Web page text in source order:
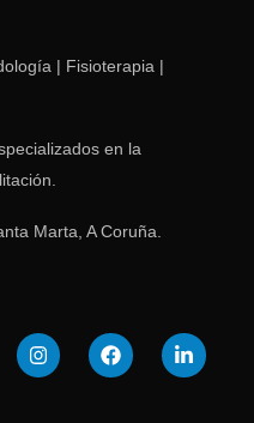
| Fisioterapia |
en la
Marta A Coruña